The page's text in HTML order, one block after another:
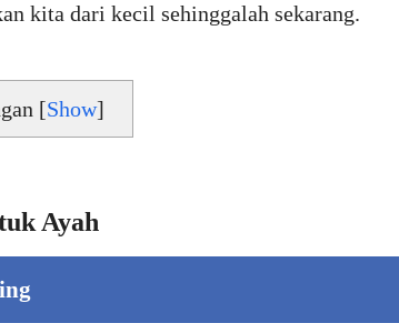
kita dari kecil sehinggalah sekarang.
[Show]
Ayah